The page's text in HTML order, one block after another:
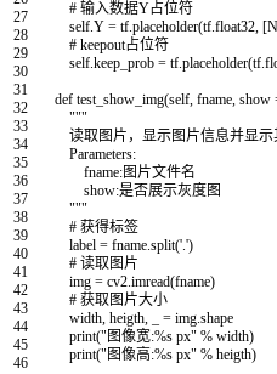
27
28
29
30
31
32
33
34
35
36
37
38
39
40
41
42
43
44
45
46
# 输入数据Y占位符
self.Y = tf.placeholder(tf.float32, [
# keepout占位符
self.keep_prob = tf.placeholder(tf.
def test_show_img(self, fname, show
"""
读取图片，显示图片信息并显示
Parameters:
fname:图片文件名
show:是否展示灰度图
"""
# 获得标签
label = fname.split('.')
# 读取图片
img = cv2.imread(fname)
# 获取图片大小
width, heigth, = img.shape
print("图像宽:%s px" % width)
print("图像高:%s px" % heigth)